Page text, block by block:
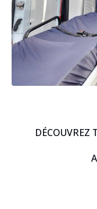
DÉCOUVREZ